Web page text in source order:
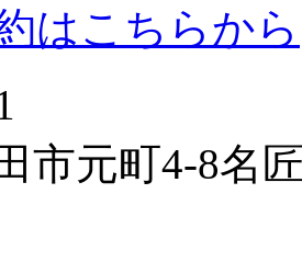
はこちらから
市元町4-8名